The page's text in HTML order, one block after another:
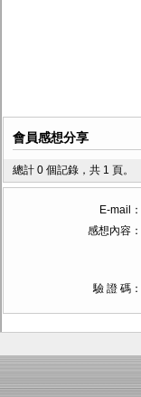
會員感想分享
總計 0 個記錄，共 1 頁。
E-mail：
感想內容：
驗 證 碼：